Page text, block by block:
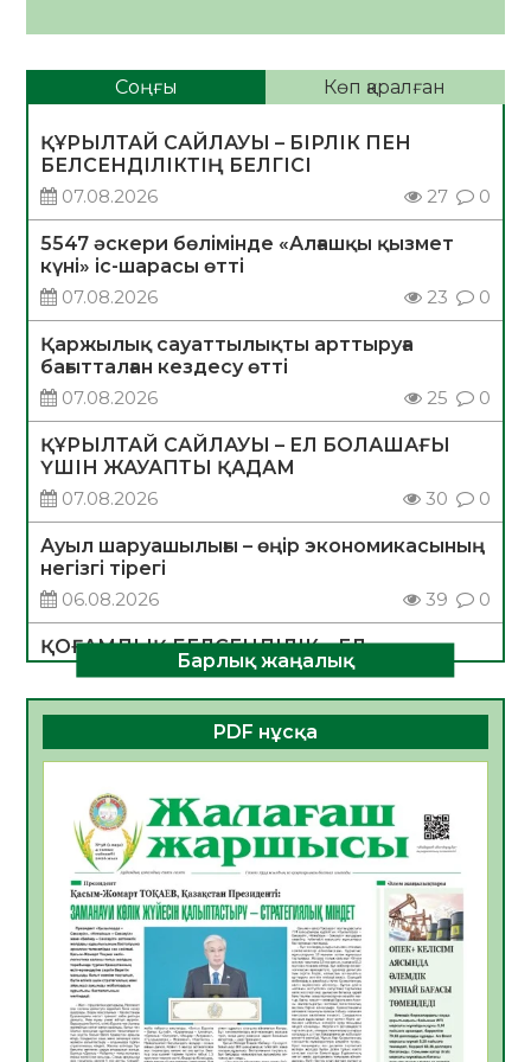
Соңғы Көп қаралған
ҚҰРЫЛТАЙ САЙЛАУЫ – БІРЛІК ПЕН
БЕЛСЕНДІЛІКТІҢ БЕЛГІСІ
07.08.2026
27 0
5547 әскери бөлімінде «Алғашқы қызмет
күні» іс-шарасы өтті
07.08.2026
23 0
Қаржылық сауаттылықты арттыруға
бағытталған кездесу өтті
07.08.2026
25 0
ҚҰРЫЛТАЙ САЙЛАУЫ – ЕЛ БОЛАШАҒЫ
ҮШІН ЖАУАПТЫ ҚАДАМ
07.08.2026
30 0
Ауыл шаруашылығы – өңір экономикасының
негізгі тірегі
06.08.2026
39 0
ҚОҒАМДЫҚ БЕЛСЕНДІЛІК – ЕЛ
ДАМУЫНЫҢ НЕГІЗІ
06.08.2026
36 0
ҚҰРЫЛТАЙ САЙЛАУЫ – БОЛАШАҚҚА
БАСТАР ЖАУАПТЫ ТАҢДАУ
06.08.2026
Инфекциялық ауруларға қарсы иммундау
жұмыстарының тиімділігі
06.08.2026
40
Көкжөтел ауруы туралы
06.08.2026
36
АПВ вакцинасы туралы мәлімет
Барлық жаңалық
PDF нұсқа